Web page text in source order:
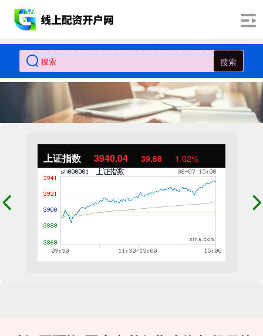
搜索
上证指数 3940.04 39.68 1.02%